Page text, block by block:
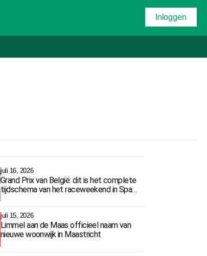
Inloggen
juli 16, 2026
Grand Prix van België: dit is het complete
tijdschema van het raceweekend in Spa-
juli 15, 2026
Limmel aan de Maas officieel naam van
nieuwe woonwijk in Maastricht